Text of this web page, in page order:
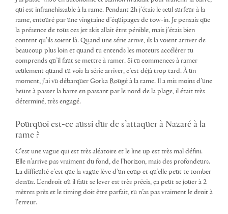
qui est infranchissable à la rame. Pendant 2h j’étais le seul surfeur à la
rame, entouré par une vingtaine d’équipages de tow-in. Je pensais que
la présence de tous ces jet skis allait être pénible, mais j’étais bien
content qu’ils soient là. Quand une série arrive, ils la voient arriver de
beaucoup plus loin et quand tu entends les moteurs accélérer tu
comprends qu’il faut se mettre à ramer. Si tu commences à ramer
seulement quand tu vois la série arriver, c’est déjà trop tard. À un
moment, j’ai vu débarquer Gorka Rougé à la rame. Il a mis moins d’une
heure à passer la barre en passant par le nord de la plage, il était très
déterminé, très engagé.
Pourquoi est-ce aussi dur de s’attaquer à Nazaré à la
rame ?
C’est une vague qui est très aléatoire et le line up est très mal défini.
Elle n’arrive pas vraiment du fond, de l’horizon, mais des profondeurs.
La difficulté c’est que la vague lève d’un coup et qu’elle peut te tomber
dessus. L’endroit où il faut se lever est très précis, ça peut se jouer à 2
mètres près et le timing doit être parfait, tu n’as pas vraiment le droit à
l’erreur.